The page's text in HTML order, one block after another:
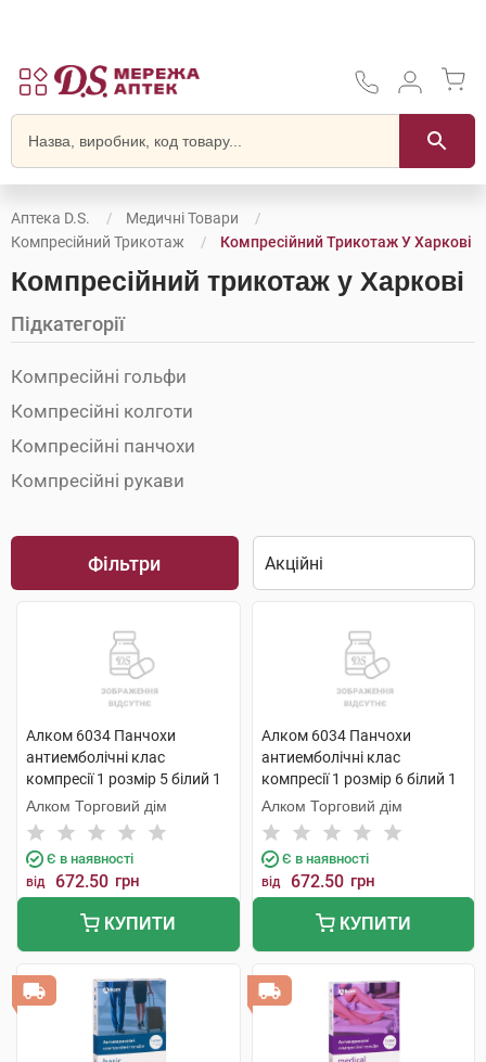
Аптека D.S.
Медичні Товари
Компресійний Трикотаж
Компресійний Трикотаж У Харкові
Компресійний трикотаж у Харкові
Підкатегорії
Компресійні гольфи
Компресійні колготи
Компресійні панчохи
Компресійні рукави
Фільтри
Алком 6034 Панчохи
антиемболічні клас
компресії 1 розмір 5 білий 1
пара
Алком Торговий дім
Є в наявності
від 672.50 грн
КУПИТИ
Алком 6034 Панчохи
антиемболічні клас
компресії 1 розмір 6 білий 1
пара
Алком Торговий дім
Є в наявності
від 672.50 грн
КУПИТИ